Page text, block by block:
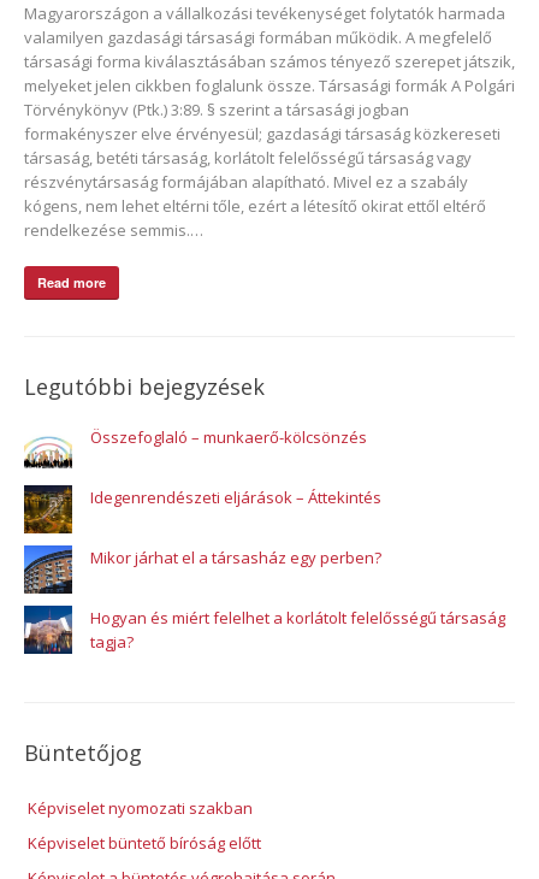
Magyarországon a vállalkozási tevékenységet folytatók harmada
valamilyen gazdasági társasági formában működik. A megfelelő
társasági forma kiválasztásában számos tényező szerepet játszik,
melyeket jelen cikkben foglalunk össze. Társasági formák A Polgári
Törvénykönyv (Ptk.) 3:89. § szerint a társasági jogban
formakényszer elve érvényesül; gazdasági társaság közkereseti
társaság, betéti társaság, korlátolt felelősségű társaság vagy
részvénytársaság formájában alapítható. Mivel ez a szabály
kógens, nem lehet eltérni tőle, ezért a létesítő okirat ettől eltérő
rendelkezése semmis.…
Read more
Legutóbbi bejegyzések
Összefoglaló – munkaerő-kölcsönzés
Idegenrendészeti eljárások – Áttekintés
Mikor járhat el a társasház egy perben?
Hogyan és miért felelhet a korlátolt felelősségű társaság
tagja?
Büntetőjog
Képviselet nyomozati szakban
Képviselet büntető bíróság előtt